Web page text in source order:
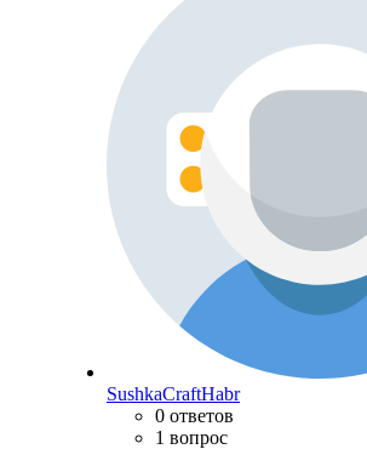
SushkaCraftHabr
0 ответов
1 вопрос